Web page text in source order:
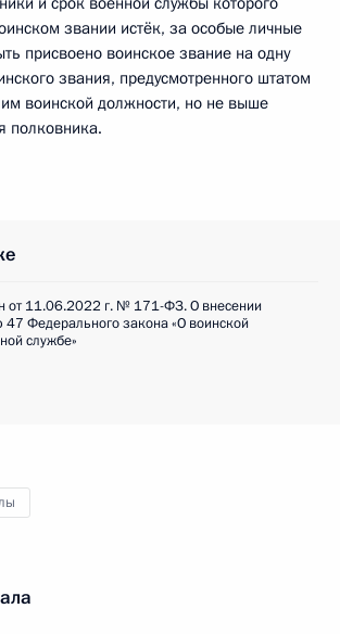
звании истёк, за особые личные
присвоено воинское звание на одну
звания, предусмотренного штатом
воинской должности, но не выше
полковника.
от 11.06.2022 г. № 171-ФЗ. О внесении
47 Федерального закона «О воинской
службе»